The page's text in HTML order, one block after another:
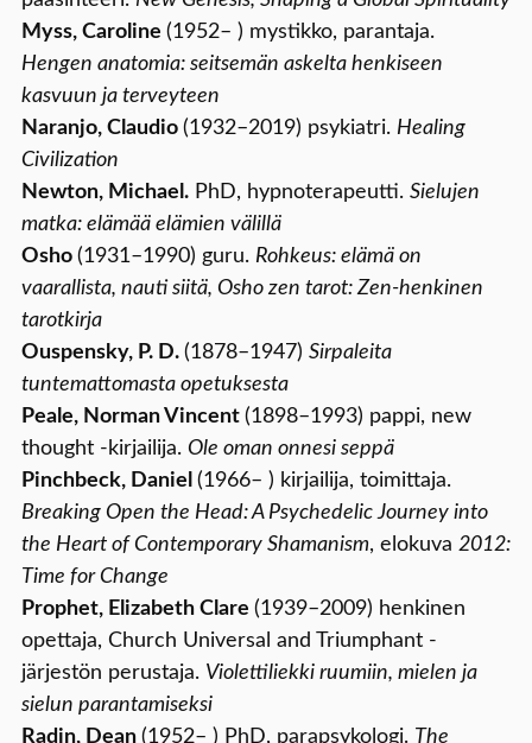
Myss, Caroline (1952– ) mystikko, parantaja.
Hengen anatomia: seitsemän askelta henkiseen
kasvuun ja terveyteen
Naranjo, Claudio (1932–2019) psykiatri. Healing
Civilization
Newton, Michael.PhD, hypnoterapeutti. Sielujen
matka: elämää elämien välillä
Osho (1931–1990) guru. Rohkeus: elämä on
vaarallista, nauti siitä, Osho zen tarot: Zen-henkinen
tarotkirja
Ouspensky, P. D. (1878–1947) Sirpaleita
tuntemattomasta opetuksesta
Peale, Norman Vincent (1898–1993) pappi, new
thought -kirjailija. Ole oman onnesi seppä
Pinchbeck, Daniel (1966– ) kirjailija, toimittaja.
Breaking Open the Head: A Psychedelic Journey into
the Heart of Contemporary Shamanism, elokuva 2012:
Time for Change
Prophet, Elizabeth Clare (1939–2009) henkinen
opettaja, Church Universal and Triumphant -
järjestön perustaja. Violettiliekki ruumiin, mielen ja
sielun parantamiseksi
Radin, Dean (1952– ) PhD, parapsykologi. The